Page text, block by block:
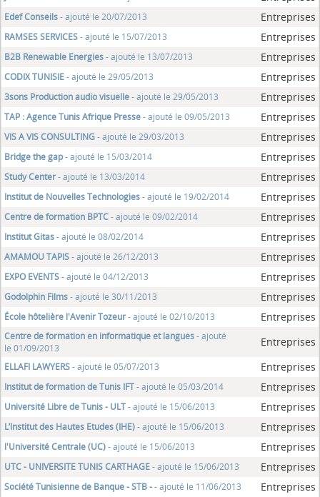
Edef Conseils- ajouté le 20/07/2013 Entreprises
RAMSES SERVICES- ajouté le 15/07/2013 Entreprises
B2B Renewable Energies- ajouté le 13/07/2013 Entreprises
CODIX TUNISIE- ajouté le 29/05/2013 Entreprises
3sons Production audio visuelle- ajouté le 29/05/2013 Entreprises
TAP : Agence Tunis Afrique Presse- ajouté le 09/05/2013 Entreprises
VIS A VIS CONSULTING- ajouté le 29/03/2013 Entreprises
Bridge the gap- ajouté le 15/03/2014 Entreprises
Study Center- ajouté le 13/03/2014 Entreprises
Institut de Nouvelles Technologies- ajouté le 19/02/2014 Entreprises
Centre de formation BPTC- ajouté le 09/02/2014 Entreprises
Institut Gitas- ajouté le 08/02/2014 Entreprises
AMAMOU TAPIS- ajouté le 26/12/2013 Entreprises
EXPO EVENTS- ajouté le 04/12/2013 Entreprises
Godolphin Films- ajouté le 30/11/2013 Entreprises
École hôtelière l'Avenir Tozeur- ajouté le 02/10/2013 Entreprises
Centre de formation en informatique et langues- ajouté
le 01/09/2013
Entreprises
ELLAFI LAWYERS- ajouté le 05/07/2013 Entreprises
Institut de formation de Tunis IFT- ajouté le 05/03/2014 Entreprises
Université Libre de Tunis - ULT- ajouté le 15/06/2013 Entreprises
L’Institut des Hautes Etudes (IHE)- ajouté le 15/06/2013 Entreprises
l'Université Centrale (UC)- ajouté le 15/06/2013 Entreprises
UTC - UNIVERSITE TUNIS CARTHAGE- ajouté le 15/06/2013 Entreprises
Société Tunisienne de Banque - STB -- ajouté le 11/06/2013 Entreprises